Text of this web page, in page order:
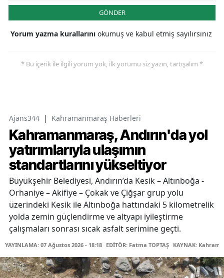
GÖNDER
Yorum yazma kurallarını okumuş ve kabul etmiş sayılırsınız
* Bu içerik ile ilgili yorum yok, ilk yorumu siz yazın, tartışalım *
Ajans344 | Kahramanmaraş Haberleri
Kahramanmaraş, Andırın'da yol
yatırımlarıyla ulaşımın
standartlarını yükseltiyor
Büyükşehir Belediyesi, Andırın’da Kesik – Altınboğa -
Orhaniye – Akifiye – Çokak ve Çiğşar grup yolu
üzerindeki Kesik ile Altınboğa hattındaki 5 kilometrelik
yolda zemin güçlendirme ve altyapı iyileştirme
çalışmaları sonrası sıcak asfalt serimine geçti.
YAYINLAMA: 07 Ağustos 2026 - 18:18 EDİTÖR: Fatma TOPTAŞ KAYNAK: